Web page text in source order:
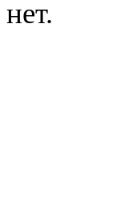
нет.